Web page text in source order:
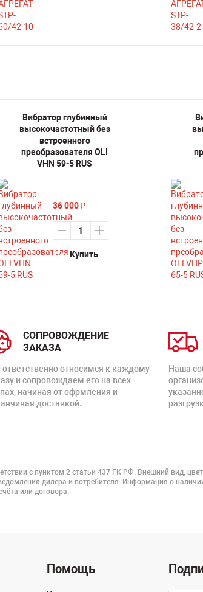
Вибратор глубинный
высокочастотный без
встроенного
преобразователя OLI
VHN 59-5 RUS
36 000 ₽
Купить
СОПРОВОЖДЕНИЕ
ЗАКАЗА
относимся к каждому
и сопровождаем его на всех
начиная от офрмления и
доставкой.
Наша
с пунктом 2 статьи 437 ГК РФ. Внешний вид,
дилера и потребителя. Информация о
или договора.
Помощь